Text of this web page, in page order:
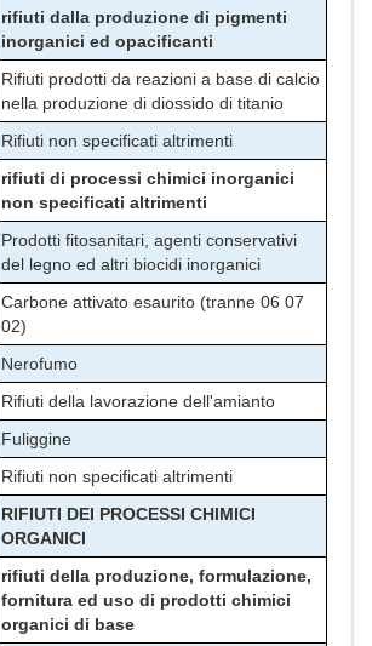
rifiuti dalla produzione di pigmenti
inorganici ed opacificanti
Rifiuti prodotti da reazioni a base di calcio
nella produzione di diossido di titanio
Rifiuti non specificati altrimenti
rifiuti di processi chimici inorganici
non specificati altrimenti
Prodotti fitosanitari, agenti conservativi
del legno ed altri biocidi inorganici
Carbone attivato esaurito (tranne 06 07
02)
Nerofumo
Rifiuti della lavorazione dell'amianto
Fuliggine
Rifiuti non specificati altrimenti
RIFIUTI DEI PROCESSI CHIMICI
ORGANICI
rifiuti della produzione, formulazione,
fornitura ed uso di prodotti chimici
organici di base